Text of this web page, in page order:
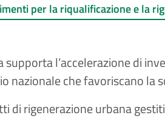
per la riqualificazione e la
supporta l’accelerazione di
nazionale che favoriscano la
di rigenerazione urbana